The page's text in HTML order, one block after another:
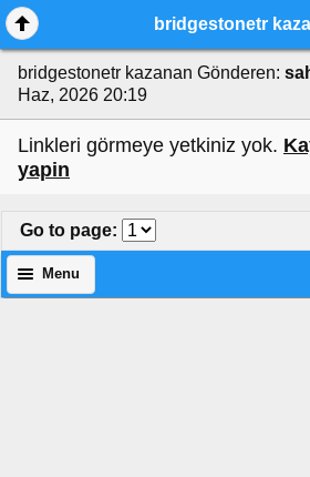
bridgestonetr
bridgestonetr kazanan Gönderen:
Haz, 2026 20:19
Linkleri görmeye yetkiniz yok.
yapin
Go to page:
Menu